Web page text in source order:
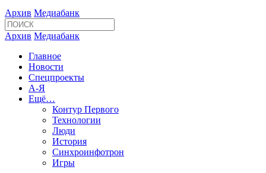
Архив Медиабанк
Архив Медиабанк
Главное
Новости
Спецпроекты
А-Я
Ещё…
Контур Первого
Технологии
Люди
История
Синхроинфотрон
Игры